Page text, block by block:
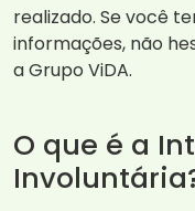
realizado. Se você
informações, não
a Grupo ViDA.
O que é a